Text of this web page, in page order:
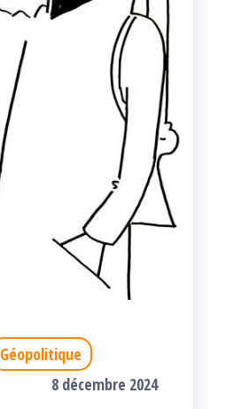
Géopolitique
8 décembre 2024